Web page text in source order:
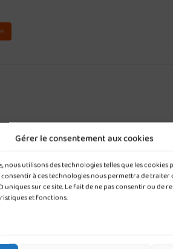
Gérer le consentement aux cookies
utilisons des technologies telles que les
à ces technologies nous permettra de traiter
sur ce site. Le fait de ne pas consentir ou de
et fonctions.
PÉRIODES DE FORMATION
SCOLAIRE 2023-2024)
Périodes de stages stages